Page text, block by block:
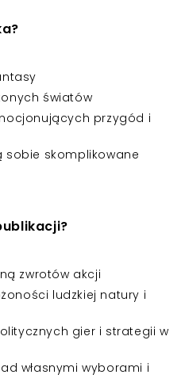
światów
przygód i
sobie skomplikowane
zwrotów akcji
ludzkiej natury i
gier i strategii w
własnymi wyborami i